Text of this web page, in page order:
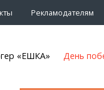
Рекламодателям
«ЕШКА» День